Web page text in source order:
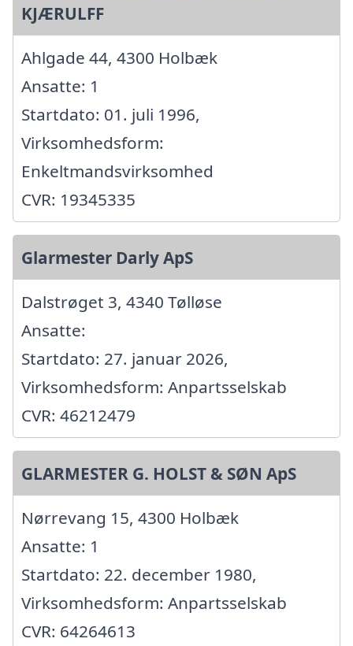
KJÆRULFF
Ahlgade 44, 4300 Holbæk
Ansatte: 1
Startdato: 01. juli 1996,
Virksomhedsform:
Enkeltmandsvirksomhed
CVR: 19345335
Glarmester Darly ApS
Dalstrøget 3, 4340 Tølløse
Ansatte:
Startdato: 27. januar 2026,
Virksomhedsform: Anpartsselskab
CVR: 46212479
GLARMESTER G. HOLST & SØN ApS
Nørrevang 15, 4300 Holbæk
Ansatte: 1
Startdato: 22. december 1980,
Virksomhedsform: Anpartsselskab
CVR: 64264613